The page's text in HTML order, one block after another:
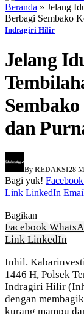
Beranda » Jelang
Berbagi Sembako
Indragiri Hilir
Jelang
dan
By REDAKSI28
Bagi yuk! Facebook
Link LinkedIn
Bagikan
Facebook
Link LinkedIn
Inhil.
1446 H, Polsek
Indragiri Hilir
dengan
kurang mampu